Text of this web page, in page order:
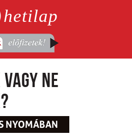
hetilap
ne
NYOMÁBAN